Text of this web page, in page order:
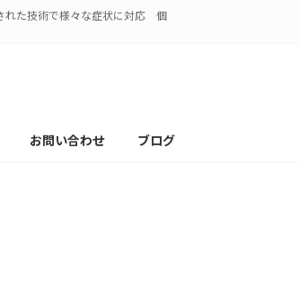
た技術で様々な症状に対応 個
お問い合わせ ブログ